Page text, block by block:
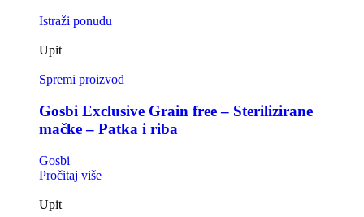
Istraži ponudu
Upit
Spremi proizvod
Gosbi Exclusive Grain free – Sterilizirane
mačke – Patka i riba
Gosbi
Pročitaj više
Upit